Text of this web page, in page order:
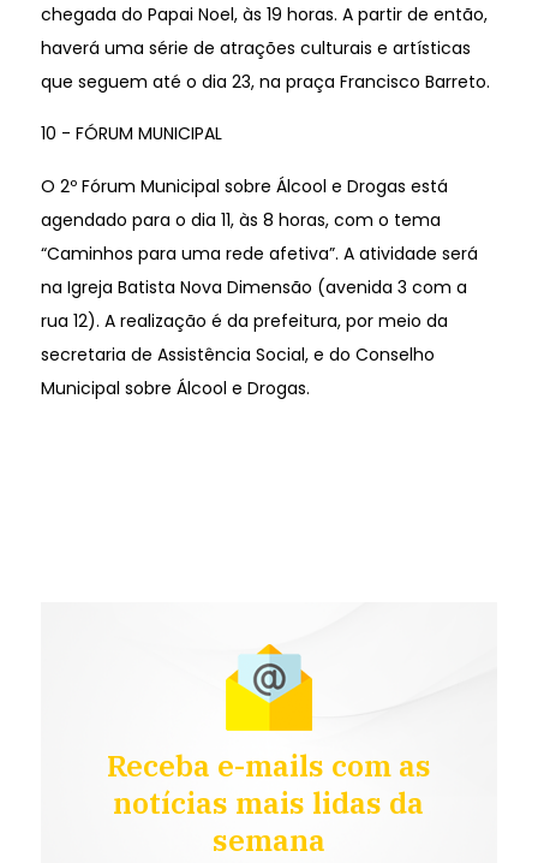
chegada do Papai Noel, às 19 horas. A partir de então,
haverá uma série de atrações culturais e artísticas
que seguem até o dia 23, na praça Francisco Barreto.
10 - FÓRUM MUNICIPAL
O 2º Fórum Municipal sobre Álcool e Drogas está
agendado para o dia 11, às 8 horas, com o tema
“Caminhos para uma rede afetiva”. A atividade será
na Igreja Batista Nova Dimensão (avenida 3 com a
rua 12). A realização é da prefeitura, por meio da
secretaria de Assistência Social, e do Conselho
Municipal sobre Álcool e Drogas.
Receba e-mails com as
notícias mais lidas da
semana